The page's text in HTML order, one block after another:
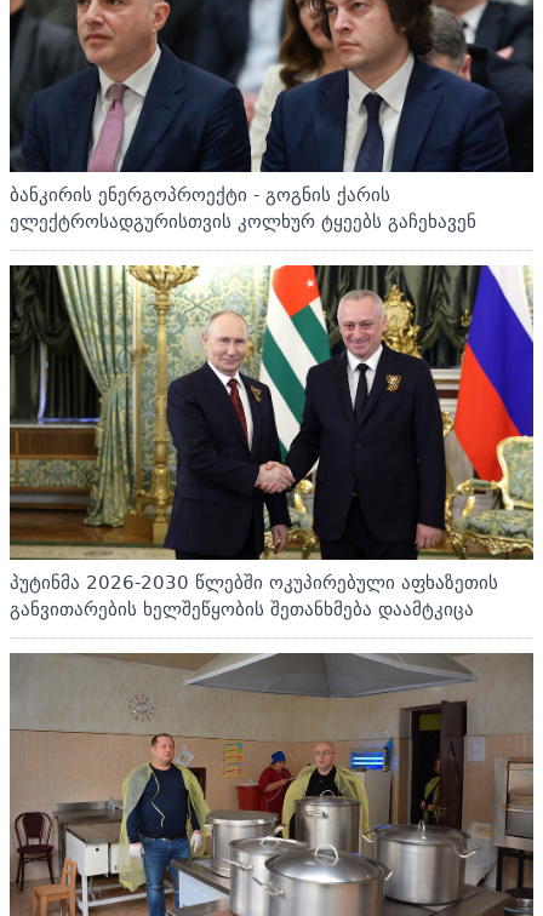
ბანკირის ენერგოპროექტი - გოგნის ქარის
ელექტროსადგურისთვის კოლხურ ტყეებს გაჩეხავენ
პუტინმა 2026-2030 წლებში ოკუპირებული აფხაზეთის
განვითარების ხელშეწყობის შეთანხმება დაამტკიცა